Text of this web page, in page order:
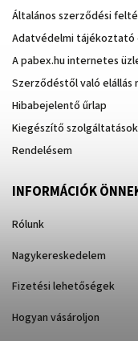
Általános szerződési
Adatvédelmi tájékoztató
A pabex.hu internetes
Szerződéstől való elállás
Hibabejelentő űrlap
Kiegészítő
Rendelésem
INFORMÁCIÓK
Rólunk
Nagykereskedelem
Fizetési lehetőségek
Hogyan vásároljon